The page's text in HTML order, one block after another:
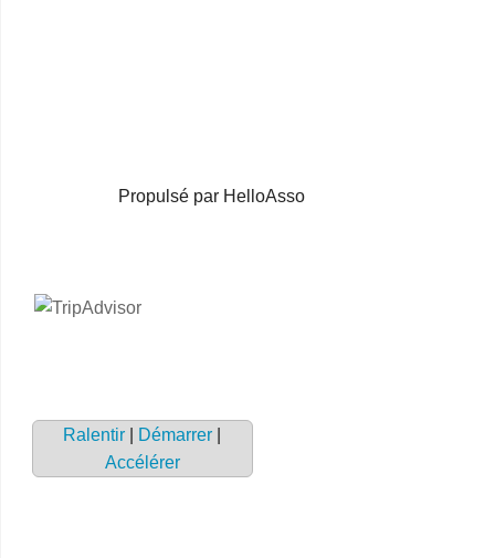
Propulsé par HelloAsso
Ralentir Démarrer
Accélérer